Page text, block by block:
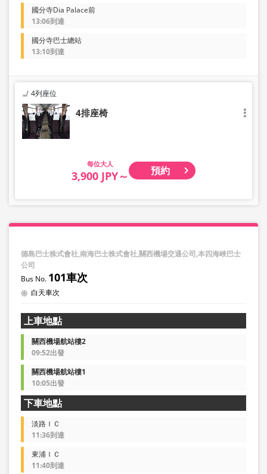
國分寺Dia Palace前
13:06到達
國分寺巴士總站
13:10到達
4列座位
4排座椅
大人
3,900 JPY～ 預約
德島巴士株式會社,南海巴士株式會社,關西機場交通公司,本四海峽巴士
公司
101車次
白天車次
上車地點
關西機場航站樓2
09:52出發
關西機場航站樓1
10:05出發
下車地點
淡路ＩＣ
11:36到達
東浦ＩＣ
11:40到達